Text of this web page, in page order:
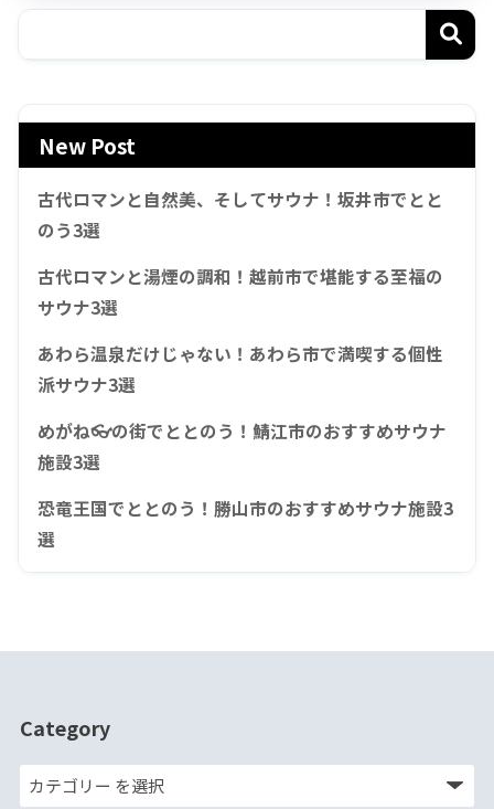
New Post
古代ロマンと自然美、そしてサウナ！坂井市でとと
のう3選
古代ロマンと湯煙の調和！越前市で堪能する至福の
サウナ3選
あわら温泉だけじゃない！あわら市で満喫する個性
派サウナ3選
めがね👓の街でととのう！鯖江市のおすすめサウナ
施設3選
恐竜王国でととのう！勝山市のおすすめサウナ施設3
選
Category